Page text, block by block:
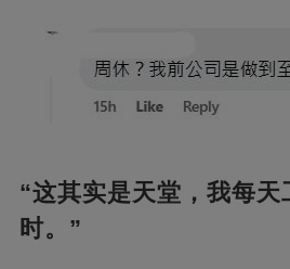
“这其实是天堂，我每天
时。”